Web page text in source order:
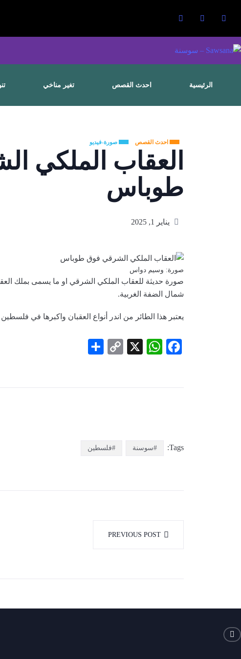
الرئيسية احدث القصص تغير مناخي
احدث القصص صورة-فيديو
العقاب الملكي
طوباس
يناير 1, 2025
صورة: وسيم دواس
صورة حديثة للعقاب الملكي الشرقي او ما يسمى بملك
شمال الضفة الغربية.
يعتبر هذا الطائر من اندر أنواع العقبان واكبرها في فلسطين
Facebook
WhatsApp
X
Copy
Tags: #سوسنة #فلسطين
PREVIOUS POST